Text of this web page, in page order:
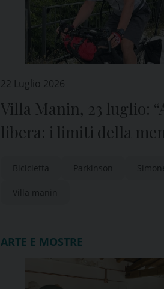
22 Luglio 2026
Villa Manin, 23 luglio:
libera: i limiti della
Bicicletta Parkinson
Villa manin
ARTE E MOSTRE